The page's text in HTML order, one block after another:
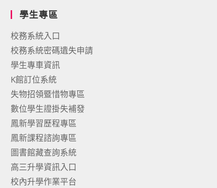
學生專區
校務系統入口
校務系統密碼遺失申請
學生專車資訊
K館訂位系統
失物招領暨惜物專區
數位學生證掛失補發
鳳新學習歷程專區
鳳新課程諮詢專區
圖書館藏查詢系統
高三升學資訊入口
校內升學作業平台